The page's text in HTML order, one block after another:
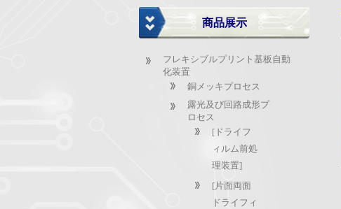
商品展示
フレキシブルプリント基板自動
化装置
銅メッキプロセス
露光及び回路成形プ
ロセス
[ドライフ
ィルム前処
理装置]
[片面両面
ドライフィ